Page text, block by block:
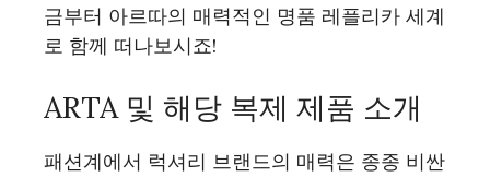
금부터 아르따의 매력적인 명품 레플리카 세계
로 함께 떠나보시죠!
ARTA 및 해당 복제 제품 소개
패션계에서 럭셔리 브랜드의 매력은 종종 비싼